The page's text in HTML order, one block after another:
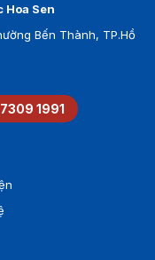
Sen
Bến Thành, TP.Hồ
1991